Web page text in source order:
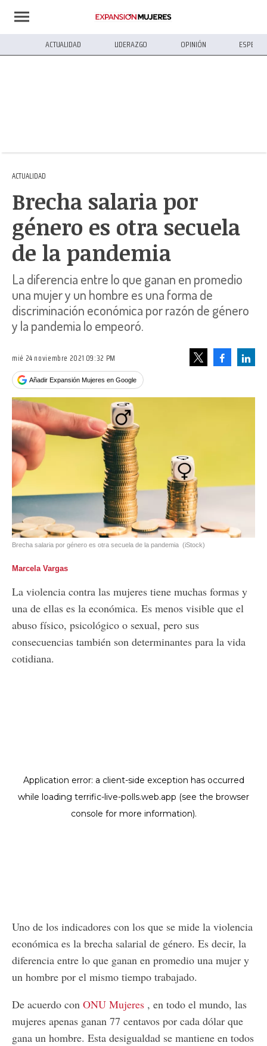
ACTUALIDAD LIDERAZGO OPINIÓN
ACTUALIDAD
Brecha salaria por
género es otra secuela
de la pandemia
La diferencia entre lo que ganan en promedio
una mujer y un hombre es una forma de
discriminación económica por razón de género
y la pandemia lo empeoró.
mié 24 noviembre 2021 09:32 PM
Añadir Expansión Mujeres en Google
Facebook
Brecha salaria por género es otra secuela de la pandemia (iStock)
Marcela Vargas
La violencia contra las mujeres tiene muchas formas y
una de ellas es la económica. Es menos visible que el
abuso físico, psicológico o sexual, pero sus
consecuencias también son determinantes para la vida
cotidiana.
Uno de los indicadores con los que se mide la violencia
económica es la brecha salarial de género. Es decir, la
diferencia entre lo que ganan en promedio una mujer y
un hombre por el mismo tiempo trabajado.
De acuerdo con ONU Mujeres , en todo el mundo, las
mujeres apenas ganan 77 centavos por cada dólar que
gana un hombre. Esta desigualdad se mantiene en todos